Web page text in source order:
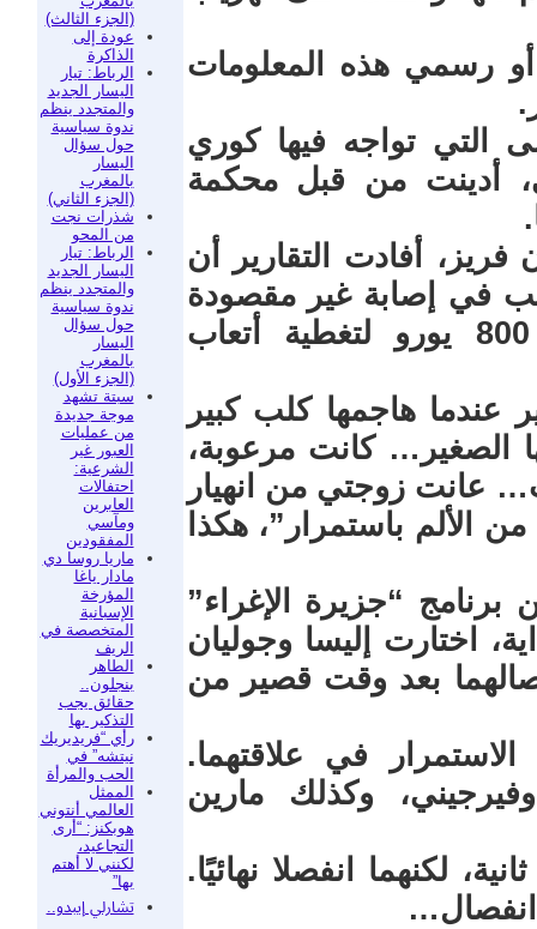
(الجزء الثالث)
عودة إلى
الذاكرة
الرباط: تيار
اليسار الجديد
والمتجدد ينظم
ندوة سياسية
حول سؤال
اليسار
بالمغرب
(الجزء الثاني)
شذرات نجت
من المحو
الرباط: تيار
اليسار الجديد
والمتجدد ينظم
ندوة سياسية
حول سؤال
اليسار
بالمغرب
(الجزء الأول)
سبتة تشهد
موجة جديدة
من عمليات
العبور غير
الشرعية:
احتفالات
العابرين
ومآسي
المفقودين
ماريا روسا دي
مادار ياغا
المؤرخة
الإسبانية
المتخصصة في
الريف
الطاهر
بنجلون..
حقائق يجب
التذكير بها
رأي “فريديريك
نيتشه” في
الحب والمرأة
الممثل
العالمي أنتوني
هوبكنز: “أرى
التجاعيد،
لكنني لا أهتم
بها”
تشارلي إيبدو..
رسمي هذه المعلومات
التي تواجه فيها كوري
أدينت من قبل محكمة
أفادت التقارير أن
في إصابة غير مقصودة
نتيجة هجوم كلب”، بالإضافة إلى 800 يورو لتغطية أتعاب
عندما هاجمها كلب كبير
الصغير… كانت مرعوبة،
عانت زوجتي من انهيار
الألم باستمرار”، هكذا
برنامج “جزيرة الإغراء”
اختارت إليسا وجوليان
بعد وقت قصير من
في علاقتهما.
وكذلك مارين
لكنهما انفصلا نهائيًا.
انفصال…